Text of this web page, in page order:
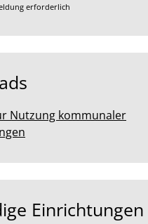
erforderlich
Nutzung kommunaler
Einrichtungen